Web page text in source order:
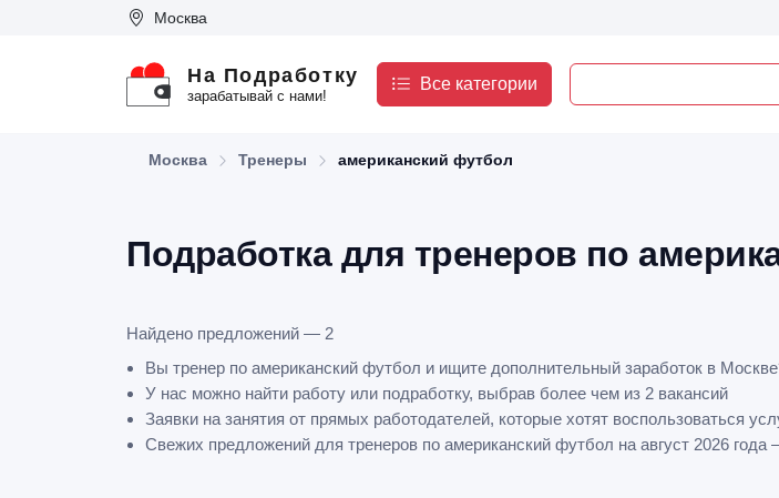
Москва
На Подработку
зарабатывай с нами!
Все категории
Москва Тренеры американский футбол
Подработка для тренеров по
Найдено предложений — 2
Вы тренер по американский футбол и ищите дополнительный заработок в
У нас можно найти работу или подработку, выбрав более чем из 2 вакансий
Заявки на занятия от прямых работодателей, которые хотят воспользоваться
Свежих предложений для тренеров по американский футбол на август 2026 года